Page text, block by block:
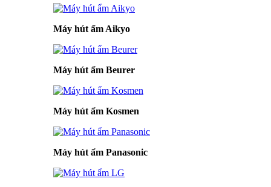
Máy hút ẩm Aikyo
Máy hút ẩm Beurer
Máy hút ẩm Kosmen
Máy hút ẩm Panasonic